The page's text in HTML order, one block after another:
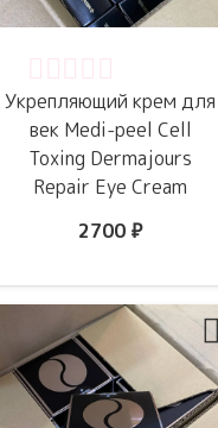
Укрепляющий крем для
век Medi-peel Cell
Toxing Dermajours
Repair Eye Cream
2700 ₽